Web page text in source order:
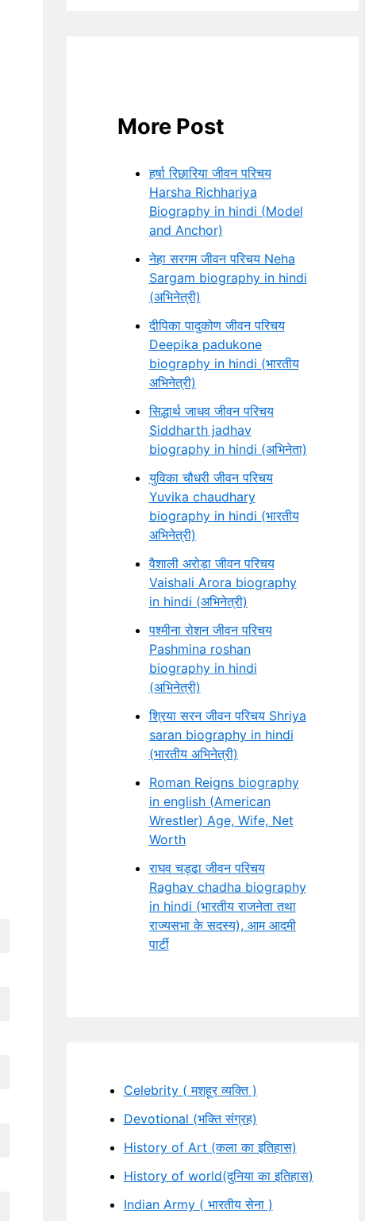
More Post
हर्षा रिछारिया जीवन परिचय
Harsha Richhariya
Biography in hindi (Model
and Anchor)
नेहा सरगम जीवन परिचय Neha
Sargam biography in hindi
(अभिनेत्री)
दीपिका पादुकोण जीवन परिचय
Deepika padukone
biography in hindi (भारतीय
अभिनेत्री)
सिद्धार्थ जाधव जीवन परिचय
Siddharth jadhav
biography in hindi (अभिनेता)
युविका चौधरी जीवन परिचय
Yuvika chaudhary
biography in hindi (भारतीय
अभिनेत्री)
वैशाली अरोड़ा जीवन परिचय
Vaishali Arora biography
in hindi (अभिनेत्री)
पश्मीना रोशन जीवन परिचय
Pashmina roshan
biography in hindi
(अभिनेत्री)
श्रिया सरन जीवन परिचय Shriya
saran biography in hindi
(भारतीय अभिनेत्री)
Roman Reigns biography
in english (American
Wrestler) Age, Wife, Net
Worth
राघव चड्ढा जीवन परिचय
Raghav chadha biography
in hindi (भारतीय राजनेता तथा
राज्यसभा के सदस्य), आम आदमी
पार्टी
Celebrity ( मशहूर व्यक्ति )
Devotional (भक्ति संग्रह)
History of Art (कला का इतिहास)
History of world(दुनिया का इतिहास)
Indian Army ( भारतीय सेना )